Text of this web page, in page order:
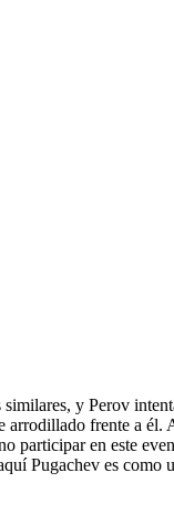
y Perov
arrodillado frente a
participar en este
Pugachev es